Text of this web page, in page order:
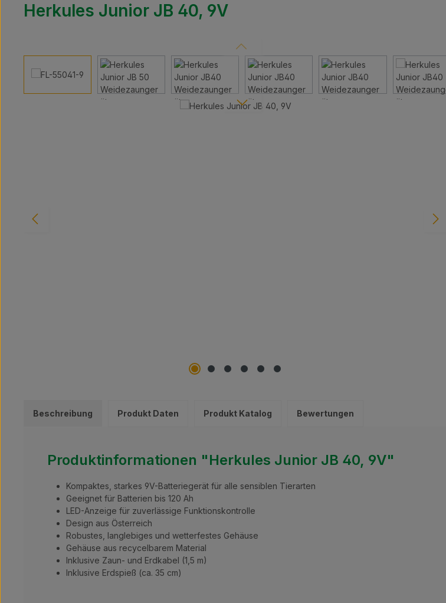
Herkules Junior JB 40, 9V
Bildergalerie überspringen
Beschreibung Produkt Daten Produkt Katalog Bewertungen
Produktinformationen "Herkules Junior JB 40, 9V"
Kompaktes, starkes 9V-Batteriegerät für alle sensiblen Tierarten
Geeignet für Batterien bis 120 Ah
LED-Anzeige für zuverlässige Funktionskontrolle
Design aus Österreich
Robustes, langlebiges und wetterfestes Gehäuse
Gehäuse aus recycelbarem Material
Inklusive Zaun- und Erdkabel (1,5 m)
Inklusive Erdspieß (ca. 35 cm)